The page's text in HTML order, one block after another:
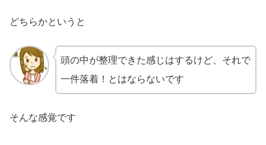
どちらかというと
頭の中が整理できた感じはするけど、それで
一件落着！とはならないです
そんな感覚です